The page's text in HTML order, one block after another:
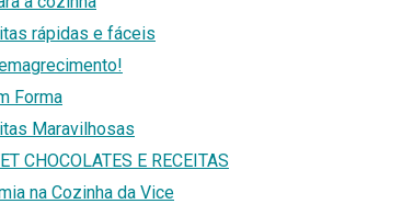
rápidas e fáceis
Forma
Maravilhosas
CHOCOLATES E RECEITAS
na Cozinha da Vice